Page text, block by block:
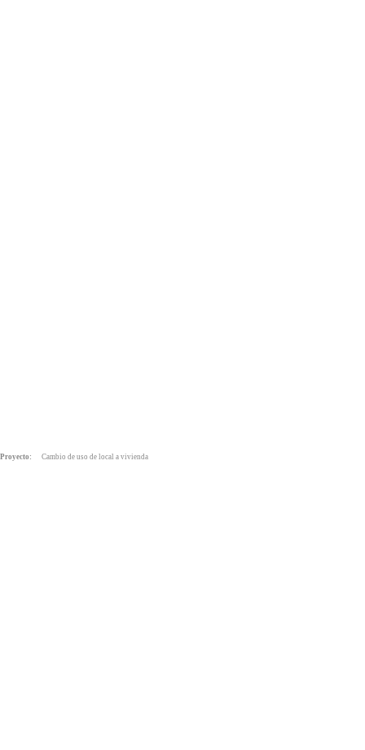
Proyecto: Cambio de uso de local a vivienda